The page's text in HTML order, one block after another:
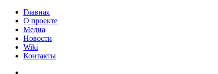
Главная
О проекте
Медиа
Новости
Wiki
Контакты